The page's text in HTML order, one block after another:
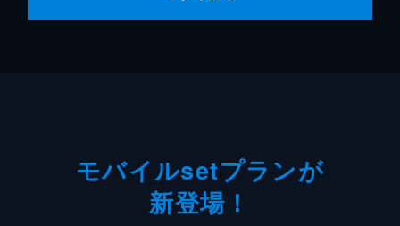
モバイルsetプランが
新登場！